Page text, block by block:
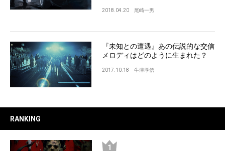
2018.04.20 尾崎一男
『未知との遭遇』あの伝説的な交信
メロディはどのように生まれた？
2017.10.18 牛津厚信
RANKING